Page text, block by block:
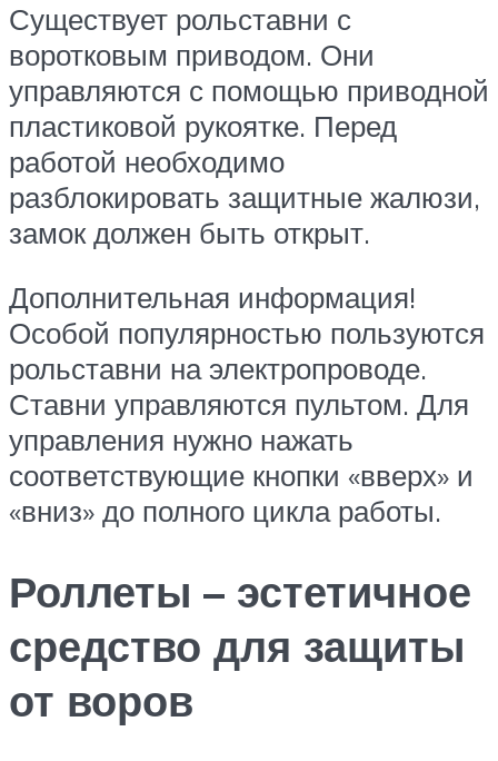
Существует рольставни с
воротковым приводом. Они
управляются с помощью приводной
пластиковой рукоятке. Перед
работой необходимо
разблокировать защитные жалюзи,
замок должен быть открыт.
Дополнительная информация!
Особой популярностью пользуются
рольставни на электропроводе.
Ставни управляются пультом. Для
управления нужно нажать
соответствующие кнопки «вверх» и
«вниз» до полного цикла работы.
Роллеты – эстетичное
средство для защиты
от воров